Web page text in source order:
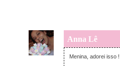
Anna Lê
Menina, adorei isso !